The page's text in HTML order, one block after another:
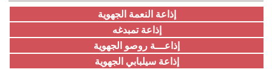
إذاعة النعمة الجهوية
إذاعة تمبدغه
إذاعـــة روصو الجهوية
إذاعة سيلبابي الجهوية